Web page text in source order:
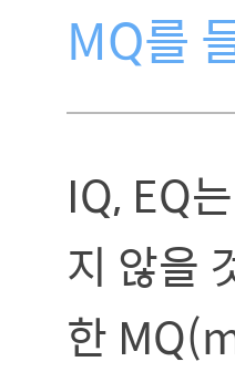
MQ를
IQ, EQ
지 않을
한